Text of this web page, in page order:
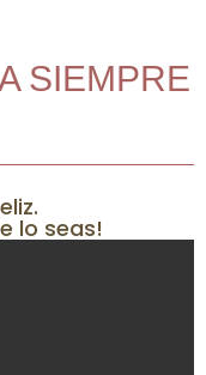
SIEMPRE
lo seas!